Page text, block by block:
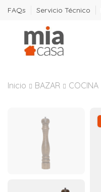
FAQs Servicio Técnico
Inicio BAZAR COCINA